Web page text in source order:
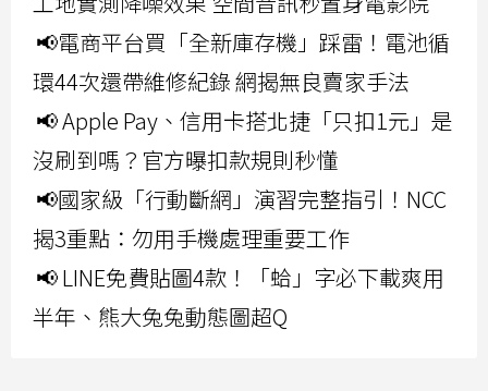
📢電商平台買「全新庫存機」踩雷！電池循
環44次還帶維修紀錄 網揭無良賣家手法
📢 Apple Pay、信用卡搭北捷「只扣1元」是
沒刷到嗎？官方曝扣款規則秒懂
📢國家級「行動斷網」演習完整指引！NCC
揭3重點：勿用手機處理重要工作
📢 LINE免費貼圖4款！「蛤」字必下載爽用
半年、熊大兔兔動態圖超Q